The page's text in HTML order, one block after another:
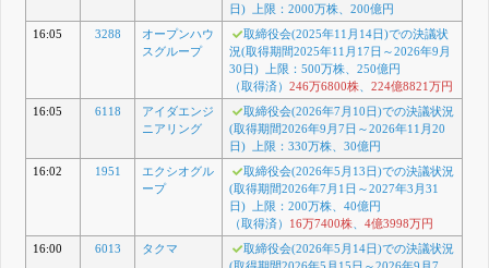
日) 上限：2000万株、200億円
16:05
3288
オープンハウ
スグループ
取締役会(2025年11月14日)での決議状
況(取得期間2025年11月17日～2026年9月
30日) 上限：500万株、250億円
（取得済） 246万6800株、 224億8821万円
16:05
6118
アイダエンジ
ニアリング
取締役会(2026年7月10日)での決議状況
(取得期間2026年9月7日～2026年11月20
日) 上限：330万株、30億円
16:02
1951
エクシオグル
ープ
取締役会(2026年5月13日)での決議状況
(取得期間2026年7月1日～2027年3月31
日) 上限：200万株、40億円
（取得済）
16万7400株、 4億3998万円
16:00
6013 タクマ
取締役会(2026年5月14日)での決議状況